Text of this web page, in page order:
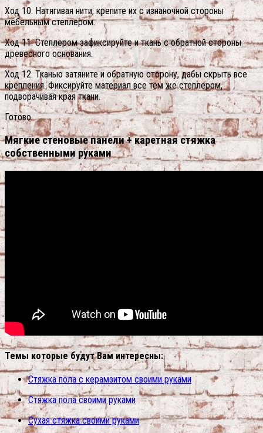
Ход 10. Натягивая нити, крепите их с изнаночной стороны
мебельным степлером.
Ход 11. Степлером зафиксируйте и ткань с обратной стороны
древесного основания.
Ход 12. Тканью затяните и обратную сторону, дабы скрыть все
крепления. Фиксируйте материал все тем же степлером,
подворачивая края ткани.
Готово.
Мягкие стеновые панели + каретная стяжка
собственными руками
Темы которые будут Вам интересны:
Стяжка пола с керамзитом своими руками
Стяжка пола своими руками
Сухая стяжка своими руками